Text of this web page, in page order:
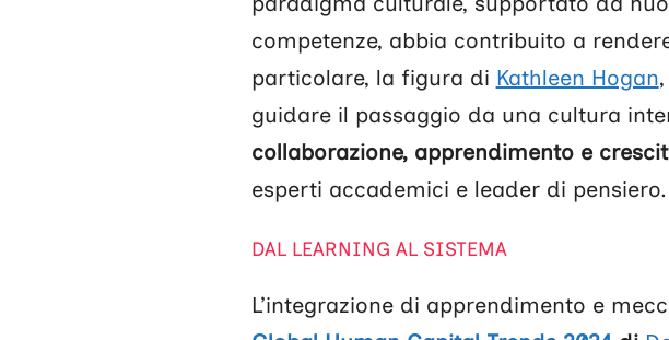
competenze, abbia contribuito a
particolare, la figura di Kathleen Hogan
guidare il passaggio da una cultura
collaborazione, apprendimento e
esperti accademici e leader di pensiero.
DAL LEARNING AL SISTEMA
L’integrazione di apprendimento e